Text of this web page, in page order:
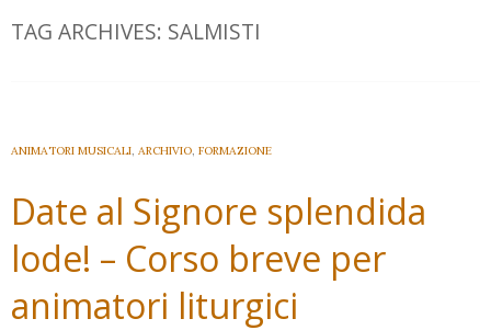
TAG ARCHIVES: SALMISTI
ANIMATORI MUSICALI, ARCHIVIO, FORMAZIONE
Date al Signore splendida
lode! – Corso breve per
animatori liturgici